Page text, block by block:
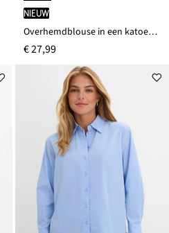
Nieuw
Overhemdblouse in een katoenmix
€ 27,99